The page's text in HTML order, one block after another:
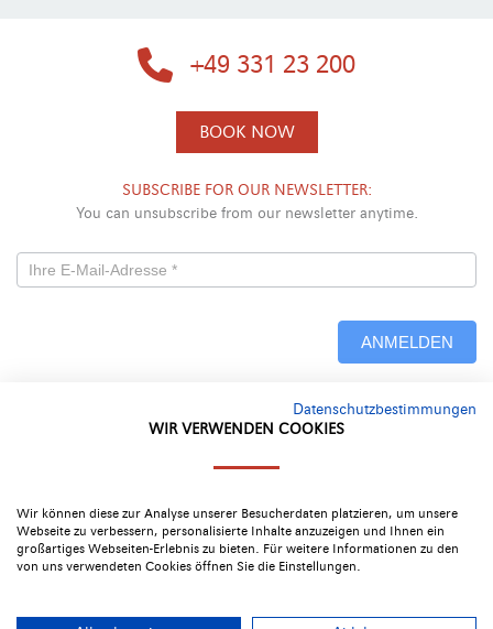
+49 331 23 200
BOOK NOW
SUBSCRIBE FOR OUR NEWSLETTER:
You can unsubscribe from our newsletter anytime.
Newsletterformular
ANMELDEN
4.4
Datenschutzbestimmungen
WIR VERWENDEN COOKIES
Wir können diese zur Analyse unserer Besucherdaten platzieren, um unsere
Webseite zu verbessern, personalisierte Inhalte anzuzeigen und Ihnen ein
großartiges Webseiten-Erlebnis zu bieten. Für weitere Informationen zu den
von uns verwendeten Cookies öffnen Sie die Einstellungen.